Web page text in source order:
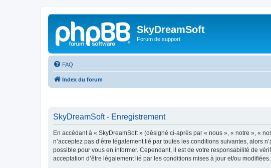
SkyDreamSoft
Forum de support
FAQ
Index du forum
SkyDreamSoft - Enregistrement
En accédant à « SkyDreamSoft » (désigné ci-après par « nous », « notre », «
n’acceptez pas d’être légalement lié par toutes les conditions suivantes, alors
possible pour vous en informer. Cependant, il est de votre responsabilité de
acceptation d’être légalement lié par les conditions mises à jour et/ou modifiées.